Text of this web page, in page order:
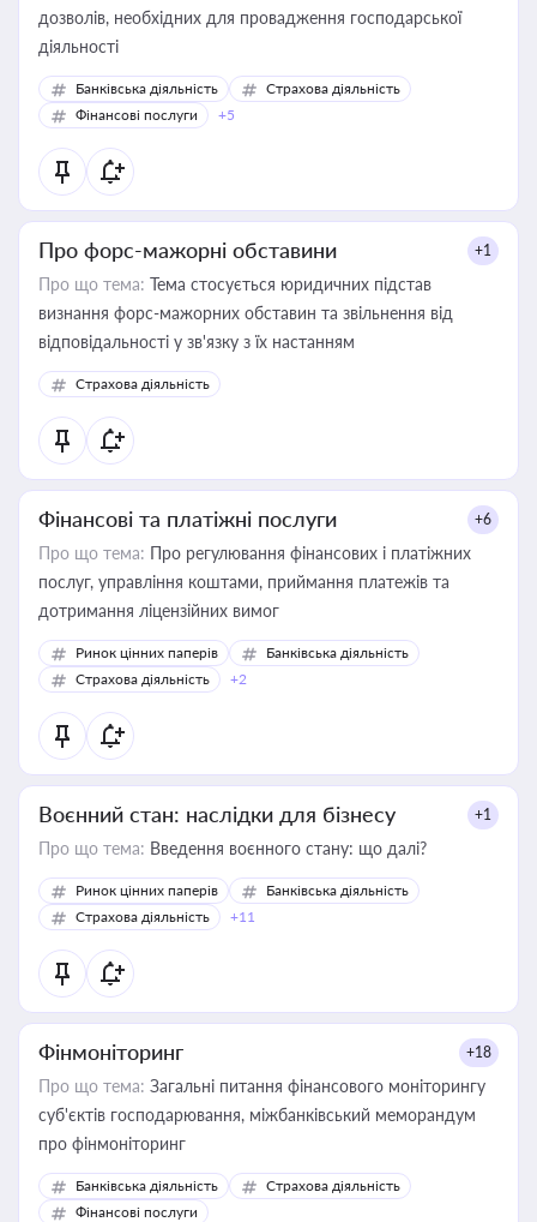
дозволів, необхідних для провадження господарської
діяльності
Банківська діяльність
Страхова діяльність
Фінансові послуги
+5
Про форс-мажорні обставини +1
Про що тема: Тема стосується юридичних підстав
визнання форс-мажорних обставин та звільнення від
відповідальності у зв'язку з їх настанням
Страхова діяльність
Фінансові та платіжні послуги +6
Про що тема: Про регулювання фінансових і платіжних
послуг, управління коштами, приймання платежів та
дотримання ліцензійних вимог
Ринок цінних паперів
Банківська діяльність
Страхова діяльність
+2
Воєнний стан: наслідки для бізнесу +1
Про що тема: Введення воєнного стану: що далі?
Ринок цінних паперів
Банківська діяльність
Страхова діяльність
+11
Фінмоніторинг +18
Про що тема: Загальні питання фінансового моніторингу
суб'єктів господарювання, міжбанківський меморандум
про фінмоніторинг
Банківська діяльність
Страхова діяльність
Фінансові послуги